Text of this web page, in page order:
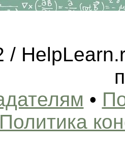
/
•
Политика